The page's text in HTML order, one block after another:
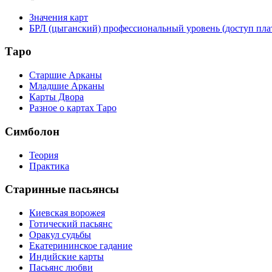
Значения карт
БРЛ (цыганский) профессиональный уровень (доступ
Таро
Старшие Арканы
Младшие Арканы
Карты Двора
Разное о картах Таро
Симболон
Теория
Практика
Старинные пасьянсы
Киевская ворожея
Готический пасьянс
Оракул судьбы
Екатерининское гадание
Индийские карты
Пасьянс любви